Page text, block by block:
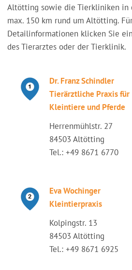
Altötting sowie die Tierkliniken in
max. 150 km rund um Altötting.
Detailinformationen klicken Sie
des Tierarztes oder der Tierklinik.
Dr. Franz Schindler
Tierärztliche Praxis für
Kleintiere und Pferde
Herrenmühlstr. 27
84503 Altötting
Tel.: +49 8671 6770
Eva Wochinger
Kleintierpraxis
Kolpingstr. 13
84503 Altötting
Tel.: +49 8671 6925